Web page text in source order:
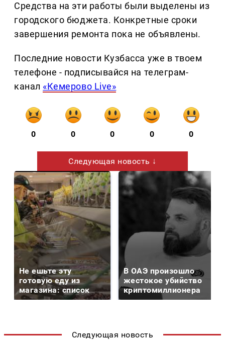
Средства на эти работы были выделены из
городского бюджета. Конкретные сроки
завершения ремонта пока не объявлены.
Последние новости Кузбасса уже в твоем
телефоне - подписывайся на телеграм-
канал «Кемерово Live»
0 0 0 0 0
Следующая новость ↓
Не ешьте эту
готовую еду из
магазина: список
В ОАЭ произошло
жестокое убийство
криптомиллионера
Следующая новость